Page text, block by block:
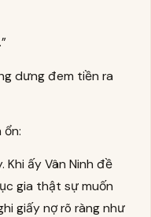
dưng đem tiền ra
Khi ấy Vân Ninh đề
gia thật sự muốn
giấy nợ rõ ràng như